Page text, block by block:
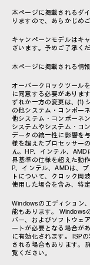
本ページに掲載されるダ
りますので、あらかじめ
キャンペーンモデルはキ
ざいます。予めご了承くだ
本ページに掲載される情
オーバークロックツール
に同意する必要がありま
ずれか一方の変更は、(1)
の他システム・コンポー
他システム・コンポーネ
システムやシステム・コ
データの統一性に影響を
様を超えたプロセッサー
ん。HP、インテル、
界基準の仕様を超えた動
P、インテル、AMDは、
トについて、クロック周
使用した場合を含み、特
Windowsのエディション
能もあります。 Windows
バー、およびソフトウェ
ートが必要となる場合が
に有効化されます。 ISP
される場合もあります。
覧ください。